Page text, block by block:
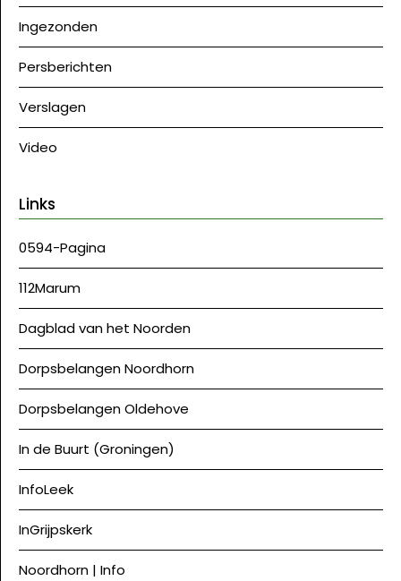
Ingezonden
Persberichten
Verslagen
Video
Links
0594-Pagina
112Marum
Dagblad van het Noorden
Dorpsbelangen Noordhorn
Dorpsbelangen Oldehove
In de Buurt (Groningen)
InfoLeek
InGrijpskerk
Noordhorn | Info